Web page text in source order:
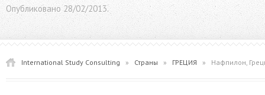
Опубликовано 28/02/2013.
International Study Consulting » Страны » ГРЕЦИЯ » Нафпилон,